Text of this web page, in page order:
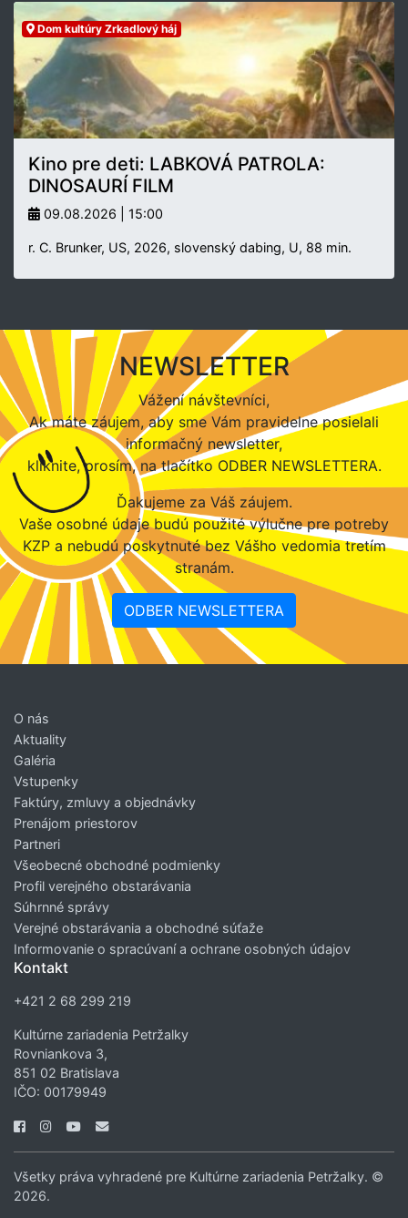
Dom kultúry Zrkadlový háj
Kino pre deti: LABKOVÁ PATROLA:
DINOSAURÍ FILM
09.08.2026 | 15:00
r. C. Brunker, US, 2026, slovenský dabing, U, 88 min.
NEWSLETTER
Vážení návštevníci,
Ak máte záujem, aby sme Vám pravidelne posielali
informačný newsletter,
kliknite, prosím, na tlačítko ODBER NEWSLETTERA.
Ďakujeme za Váš záujem.
Vaše osobné údaje budú použité výlučne pre potreby
KZP a nebudú poskytnuté bez Vášho vedomia tretím
stranám.
ODBER NEWSLETTERA
O nás
Aktuality
Galéria
Vstupenky
Faktúry, zmluvy a objednávky
Prenájom priestorov
Partneri
Všeobecné obchodné podmienky
Profil verejného obstarávania
Súhrnné správy
Verejné obstarávania a obchodné súťaže
Informovanie o spracúvaní a ochrane osobných údajov
Kontakt
+421 2 68 299 219
Kultúrne zariadenia Petržalky
Rovniankova 3,
851 02 Bratislava
IČO: 00179949
Všetky práva vyhradené pre Kultúrne zariadenia Petržalky. ©
2026.